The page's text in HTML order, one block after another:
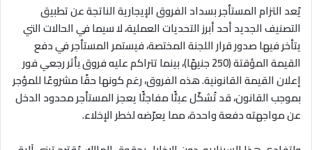
يُعد التزام المستأجر بسداد الفروق الإيجارية الناتجة عن تطبيق
التصنيف الجديد أحد أبرز التحديات العملية، لا سيما في الحالات التي
يتأخر فيها صدور قرار اللجنة المختصة، فيستمر المستأجر في دفع
القيمة المؤقتة (250 جنيهًا)، بينما تتراكم عليه فروق بأثر رجعي فور
إعلان القيمة القانونية. هذه الفروق، رغم كونها حقًا مشروعًا للمؤجر
بموجب القانون، قد تُشكّل عبئًا مفاجئًا يعجز المستأجر محدود الدخل
عن مواجهته دفعة واحدة، مما يعرّضه لخطر الإخلاء.